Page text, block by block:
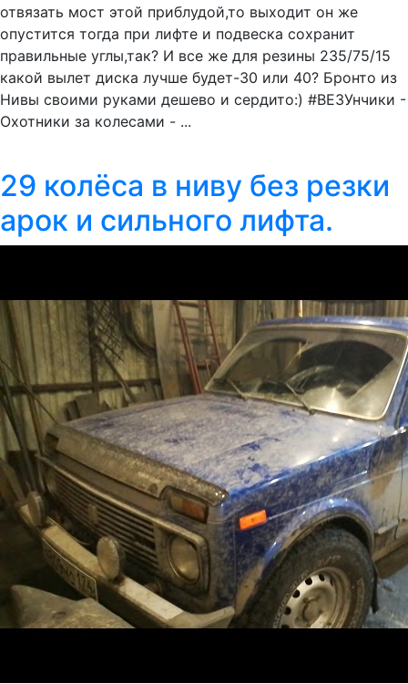
отвязать мост этой приблудой,то выходит он же
опустится тогда при лифте и подвеска сохранит
правильные углы,так? И все же для резины 235/75/15
какой вылет диска лучше будет-30 или 40? Бронто из
Нивы своими руками дешево и сердито:) #ВЕЗУнчики -
Охотники за колесами - ...
29 колёса в ниву без резки
арок и сильного лифта.